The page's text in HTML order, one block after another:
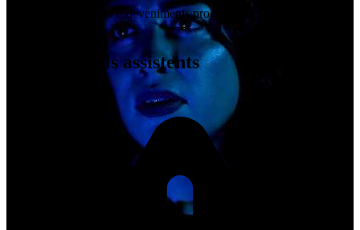
Actualment, no hi ha esdeveniments programats per a aquest
Opinions dels assistents